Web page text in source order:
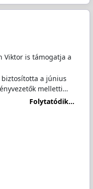
Viktor is támogatja a
biztosította a június
melletti…
Folytatódik...